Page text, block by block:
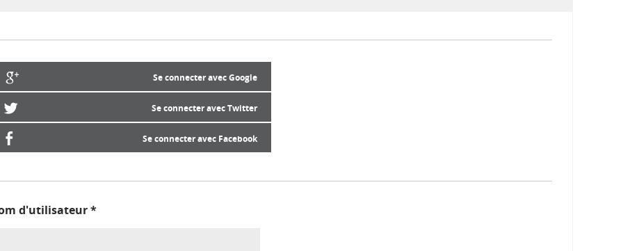
Se connecter avec Google
Se connecter avec Twitter
Se connecter avec Facebook
d'utilisateur*